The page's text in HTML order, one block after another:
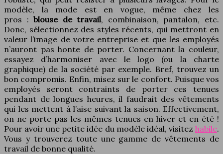
modèle, la mode est en vogue, même chez les
pros :blouse de travail, combinaison, pantalon, etc.
Donc, sélectionnez des styles récents, qui mettront en
valeur l’image de votre entreprise et que les employés
n’auront pas honte de porter. Concernant la couleur,
essayez d’harmoniser avec le logo (ou la charte
graphique) de la société par exemple. Bref, trouvez un
bon compromis. Enfin, misez sur le confort. Puisque vos
employés seront contraints de porter ces tenues
pendant de longues heures, il faudrait des vêtements
qui les mettent à l’aise suivant la saison. Effectivement,
on ne porte pas les mêmes tenues en hiver et en été !
Pour avoir une petite idée du modèle idéal, visitez habile.
Vous y trouverez toute une gamme de vêtements de
travail de bonne qualité.